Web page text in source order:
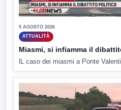
5 AGOSTO 2026
ATTUALITÀ
Miasmi, si infiamma il
lL caso dei miasmi a Ponte